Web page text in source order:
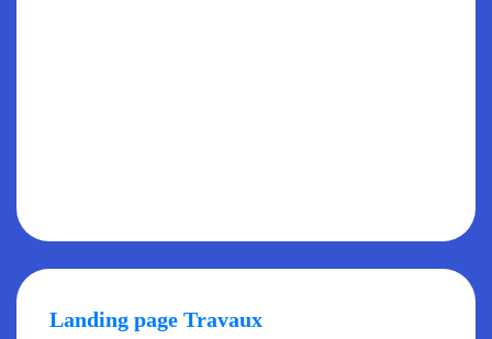
Landing page Travaux